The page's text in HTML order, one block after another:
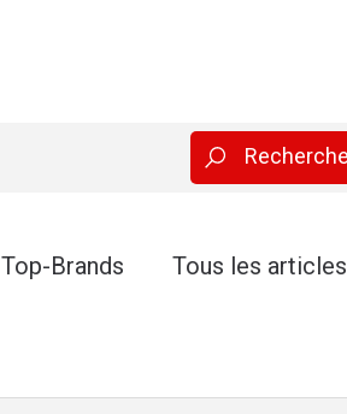
Top-Brands Tous les articles